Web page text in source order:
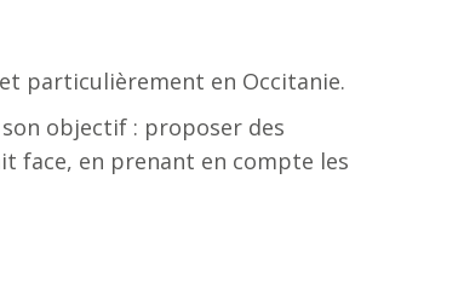
particulièrement en Occitanie.
objectif : proposer des
face, en prenant en compte les